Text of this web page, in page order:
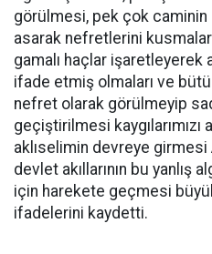
görülmesi, pek çok caminin
asarak nefretlerini
gamalı haçlar işaretleyerek
ifade etmiş olmaları ve
nefret olarak görülmeyip
geçiştirilmesi kaygılarımızı
aklıselimin devreye girmesi
devlet akıllarının bu yanlış
için harekete geçmesi
ifadelerini kaydetti.